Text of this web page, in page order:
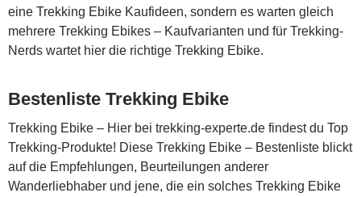
eine Trekking Ebike Kaufideen, sondern es warten gleich
mehrere Trekking Ebikes – Kaufvarianten und für Trekking-
Nerds wartet hier die richtige Trekking Ebike.
Bestenliste Trekking Ebike
Trekking Ebike – Hier bei trekking-experte.de findest du Top
Trekking-Produkte! Diese Trekking Ebike – Bestenliste blickt
auf die Empfehlungen, Beurteilungen anderer
Wanderliebhaber und jene, die ein solches Trekking Ebike